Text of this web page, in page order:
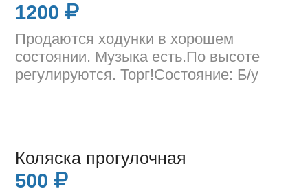
1200
Продаются ходунки в хорошем
состоянии. Музыка есть.По высоте
регулируются. Торг!Состояние: Б/у
Коляска прогулочная
500